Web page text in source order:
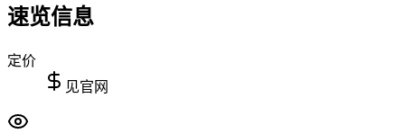
速览信息
定价
见官网